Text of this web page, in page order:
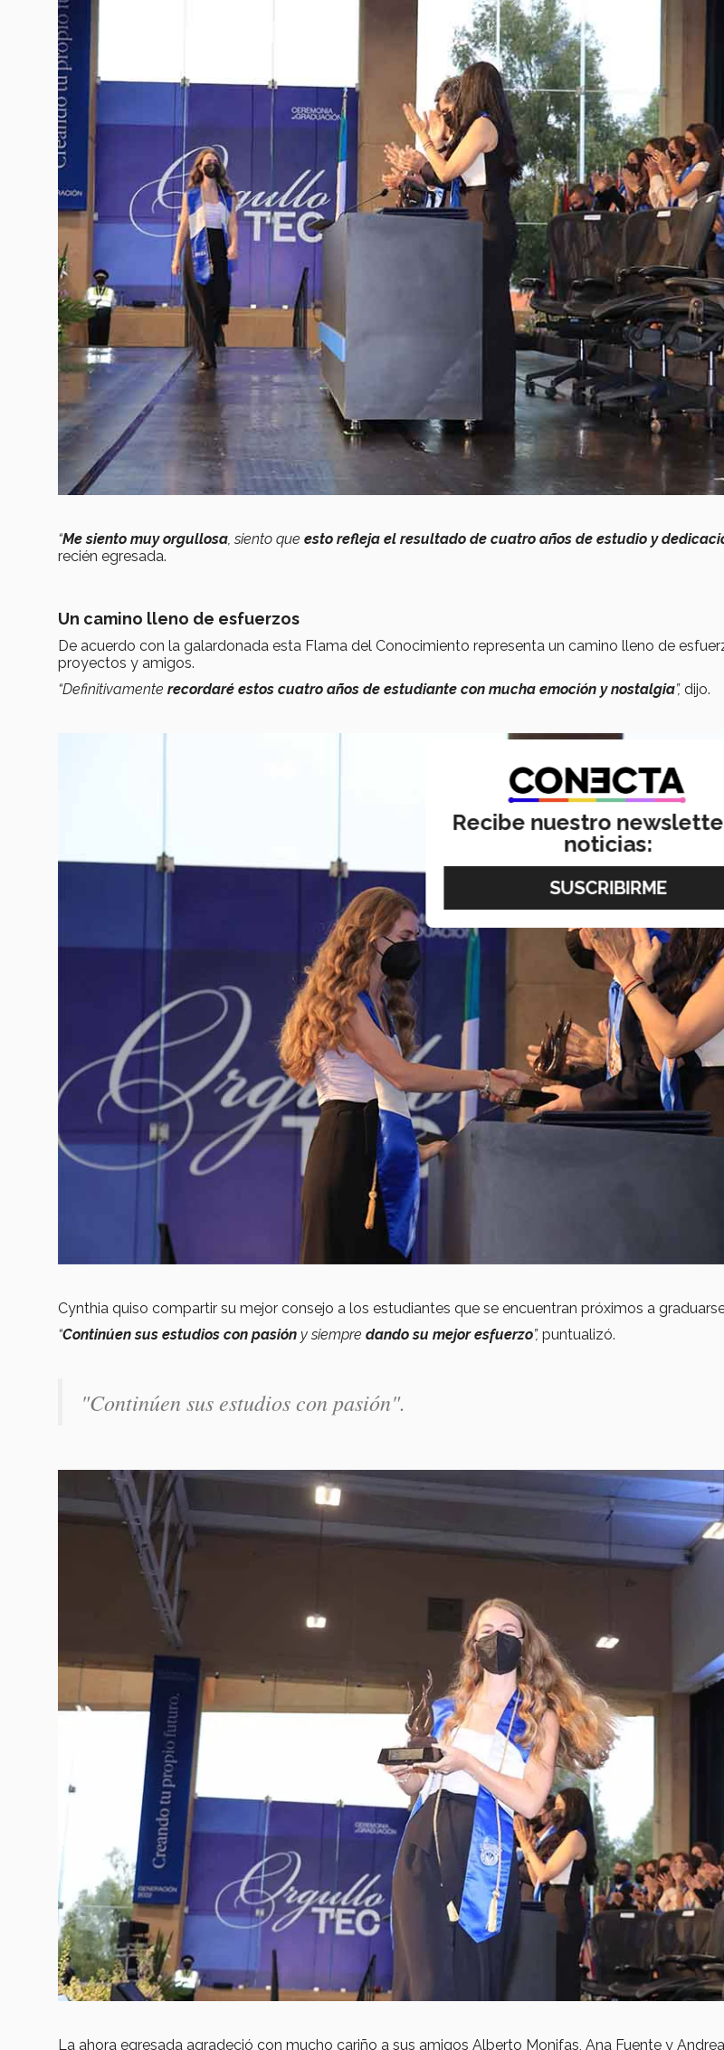
“Me siento muy orgullosa, siento que esto refleja el resultado de cuatro años de estudio y
recién egresada.
Un camino lleno de esfuerzos
De acuerdo con la galardonada esta Flama del Conocimiento representa un camino lleno de
proyectos y amigos.
“Definitivamente recordaré estos cuatro años de estudiante con mucha emoción y nostalgia”, dijo.
Cynthia quiso compartir su mejor consejo a los estudiantes que se encuentran próximos a
“Continúen sus estudios con pasión y siempre dando su mejor esfuerzo”, puntualizó.
"Continúen sus estudios con pasión".
La ahora egresada agradeció con mucho cariño a sus amigos Alberto Monifas, Ana Fuente y
Recibe nuestro
noticias: